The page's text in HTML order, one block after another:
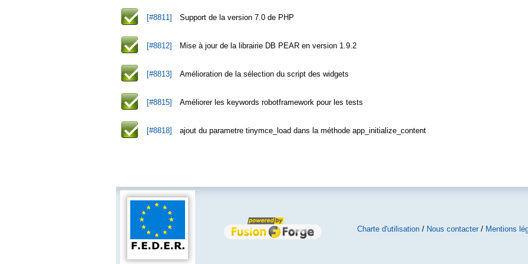
[#8811] Support de la version 7.0 de PHP
[#8812] Mise à jour de la librairie DB PEAR en version 1.9.2
[#8813] Amélioration de la sélection du script des widgets
[#8815] Améliorer les keywords robotframework pour les tests
[#8818] ajout du parametre tinymce_load dans la méthode app_initialize_content
Charte d'utilisation/ Nous contacter/ Mentions